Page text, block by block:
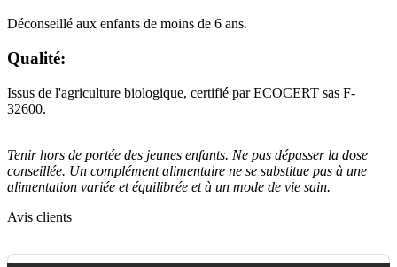
Déconseillé aux enfants de moins de 6 ans.
Qualité:
Issus de l'agriculture biologique, certifié par ECOCERT sas F-
32600.
Tenir hors de portée des jeunes enfants. Ne pas dépasser la dose
conseillée. Un complément alimentaire ne se substitue pas à une
alimentation variée et équilibrée et à un mode de vie sain.
Avis clients